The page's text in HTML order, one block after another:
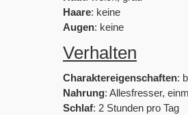
Haare: keine
Augen: keine
Verhalten
Charaktereigenschaften:
Nahrung: Allesfresser,
Schlaf: 2 Stunden pro Tag